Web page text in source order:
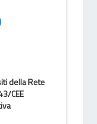
della Rete
CEE